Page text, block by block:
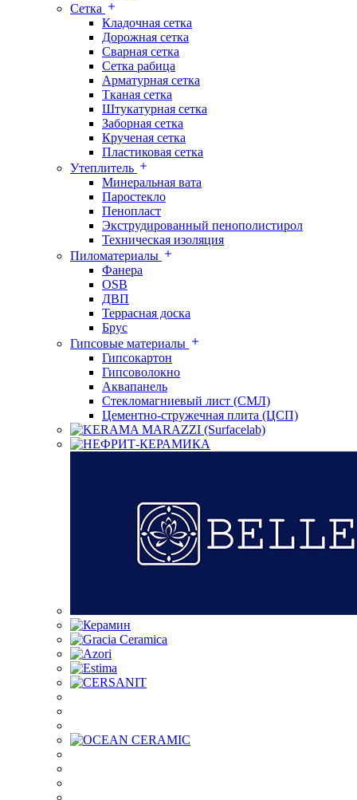
Сетка
Кладочная сетка
Дорожная сетка
Сварная сетка
Сетка рабица
Арматурная сетка
Тканая сетка
Штукатурная сетка
Заборная сетка
Крученая сетка
Пластиковая сетка
Утеплитель
Минеральная вата
Паростекло
Пенопласт
Экструдированный пенополистирол
Техническая изоляция
Пиломатериалы
Фанера
OSB
ДВП
Террасная доска
Брус
Гипсовые материалы
Гипсокартон
Гипсоволокно
Аквапанель
Стекломагниевый лист (СМЛ)
Цементно-стружечная плита (ЦСП)